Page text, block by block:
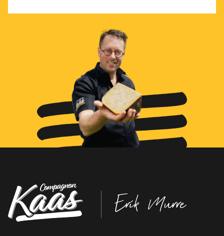
Erik Murre